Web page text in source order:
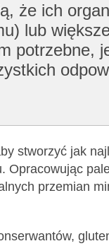
że ich
lub
potrzebne,
stworzyć jak
Opracowując
przemian